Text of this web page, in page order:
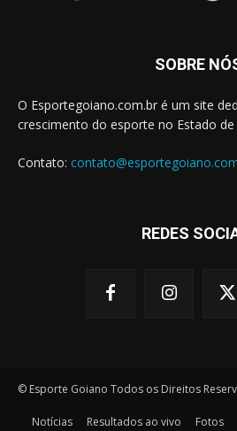
SOBRE
O Esportegoiano.com.br é um site
crescimento do esporte no Estado de
Contato:
REDES
© Esporte Goiano Todos os Direitos
Notícias Resultados ao vivo Fotos